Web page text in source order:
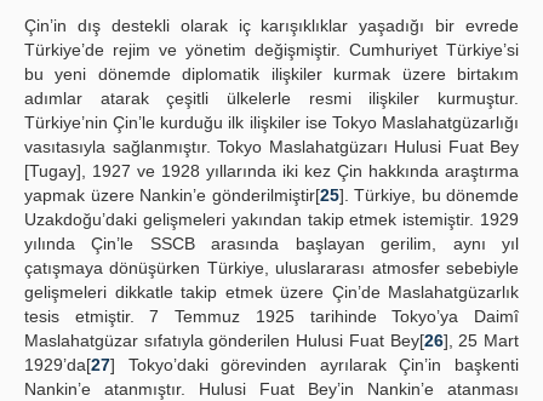
Çin’in dış destekli olarak iç karışıklıklar yaşadığı bir evrede
Türkiye’de rejim ve yönetim değişmiştir. Cumhuriyet Türkiye’si
bu yeni dönemde diplomatik ilişkiler kurmak üzere birtakım
adımlar atarak çeşitli ülkelerle resmi ilişkiler kurmuştur.
Türkiye’nin Çin’le kurduğu ilk ilişkiler ise Tokyo Maslahatgüzarlığı
vasıtasıyla sağlanmıştır. Tokyo Maslahatgüzarı Hulusi Fuat Bey
[Tugay], 1927 ve 1928 yıllarında iki kez Çin hakkında araştırma
yapmak üzere Nankin’e gönderilmiştir[25]. Türkiye, bu dönemde
Uzakdoğu’daki gelişmeleri yakından takip etmek istemiştir. 1929
yılında Çin’le SSCB arasında başlayan gerilim, aynı yıl
çatışmaya dönüşürken Türkiye, uluslararası atmosfer sebebiyle
gelişmeleri dikkatle takip etmek üzere Çin’de Maslahatgüzarlık
tesis etmiştir. 7 Temmuz 1925 tarihinde Tokyo’ya Daimî
Maslahatgüzar sıfatıyla gönderilen Hulusi Fuat Bey[26], 25 Mart
1929’da[27] Tokyo’daki görevinden ayrılarak Çin’in başkenti
Nankin’e atanmıştır. Hulusi Fuat Bey’in Nankin’e atanması